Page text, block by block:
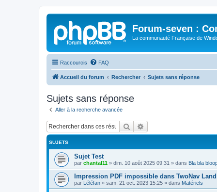
Forum-seven :
La communauté Française de
Raccourcis FAQ
Accueil du forum Rechercher Sujets sans réponse
Sujets sans réponse
Aller à la recherche avancée
Rechercher
SUJETS
Sujet Test
par chantal11 » dim. 10 août 2025 09:31 » dans Bla bla
Impression PDF impossible dans TwoNav
par Léléfan » sam. 21 oct. 2023 15:25 » dans Matériels